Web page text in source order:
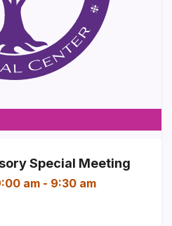
Special Meeting
am - 9:30 am